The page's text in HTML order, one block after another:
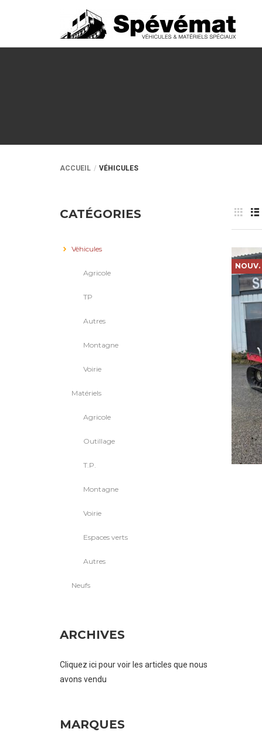
ACCUEIL VÉHICULES
NOUV.
CATÉGORIES
Véhicules
Agricole
TP
Autres
Montagne
Voirie
Matériels
Agricole
Outillage
T.P.
Montagne
Voirie
Espaces verts
Autres
Neufs
ARCHIVES
Cliquez ici pour voir les articles que nous
avons vendu
MARQUES